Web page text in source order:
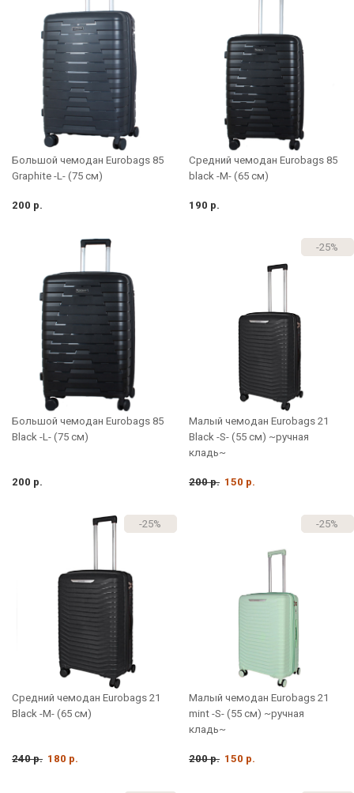
Большой чемодан Eurobags 85
Graphite -L- (75 см)
200 р.
Средний чемодан Eurobags 85
black -M- (65 см)
190 р.
Большой чемодан Eurobags 85
Black -L- (75 см)
200 р.
-25%
Малый чемодан Eurobags 21
Black -S- (55 см) ~ручная
кладь~
200 р. 150 р.
-25%
Средний чемодан Eurobags 21
Black -M- (65 см)
240 р. 180 р.
-25%
Малый чемодан Eurobags 21
mint -S- (55 см) ~ручная
кладь~
200 р. 150 р.